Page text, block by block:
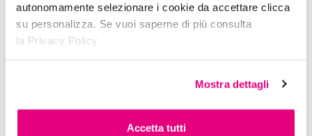
autonomamente selezionare i cookie da accettare clicca
su personalizza. Se vuoi saperne di più consulta
la Privacy Policy
Mostra dettagli
Accetta tutti
kissME